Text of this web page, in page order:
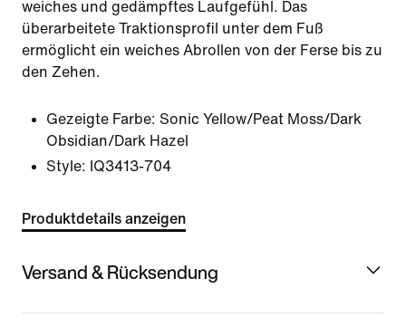
weiches und gedämpftes Laufgefühl. Das
überarbeitete Traktionsprofil unter dem Fuß
ermöglicht ein weiches Abrollen von der Ferse bis zu
den Zehen.
Gezeigte Farbe: Sonic Yellow/Peat Moss/Dark
Obsidian/Dark Hazel
Style: IQ3413-704
Produktdetails anzeigen
Versand & Rücksendung